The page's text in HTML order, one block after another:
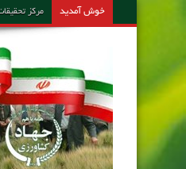
خوش آمدید مرکز تحقیقات